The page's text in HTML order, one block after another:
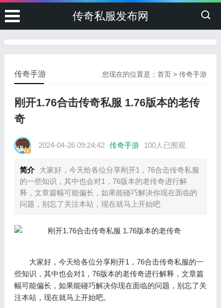
传奇私服发布网
您现在的位置是：首页 >传奇手游
传奇手游
刚开1.76合击传奇私服 1.76版本的老传
奇
2024-04-26 09:24:42 传奇手游 100人已围观
简介
大家好，今天给各位分享刚开1，76合击传奇私服
的一些知识，其中也会对1，76版本的老传奇进行解
释，文章篇幅可能偏长，如果能碰巧解决你现在面临的
问题，别忘了关注本站，现在就马上开始吧
大家好，今天给各位分享刚开1，76合击传奇私服的一
些知识，其中也会对1，76版本的老传奇进行解释，文章篇
幅可能偏长，如果能碰巧解决你现在面临的问题，别忘了关
注本站，现在就马上开始吧。